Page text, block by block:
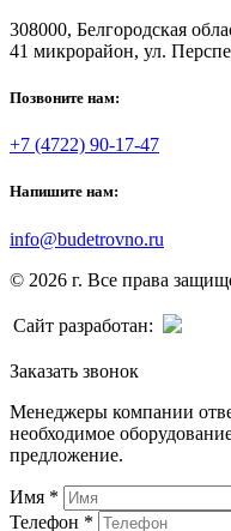
308000, Белгородская
41 микрорайон, ул.
Позвоните нам:
+7 (4722) 90-17-47
Напишите нам:
info@budetrovno.ru
© 2026 г. Все права
Сайт разработан:
Заказать звонок
Менеджеры компании
необходимое
предложение.
Имя *
Телефон *